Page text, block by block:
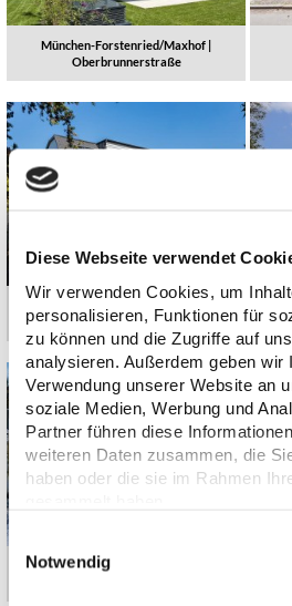
Diese Webseite verwendet
Wir verwenden Cookies, um
personalisieren, Funktionen für
zu können und die Zugriffe auf
analysieren. Außerdem geben wir
Verwendung unserer Website an
soziale Medien, Werbung und
Partner führen diese
weiteren Daten zusammen, die
haben oder die sie im Rahmen
Einwilligungsauswahl
Notwendig
München-Forstenried/Maxhof |
Oberbrunnerstraße
München-Denning | Baltenstraße
München-Berg am Laim | Riffelwandstraße